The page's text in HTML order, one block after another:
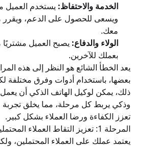
الخدمة والاحتفاظ: يستخدم العميل
ويسعى للحصول على الدعم، ويقرر
معك.
الولاء والدفاع: يصبح العميل
بعملك للآخرين.
يعد الخطأ الشائع هو النظر إلى هذه
بعضها، باستخدام أدوات وفرق مختلفة
ذلك، يمكن لوكيل الهاتف الذكي أن
وذكي يربط كل مرحلة، مما يخلق تجربة
تعزز الكفاءة ورضا العملاء بشكل كبير.
المرحلة 1: تعزيز التقاط العملاء المحتملين وتأهيلهم
يعتمد عملك على العملاء المحتملين،